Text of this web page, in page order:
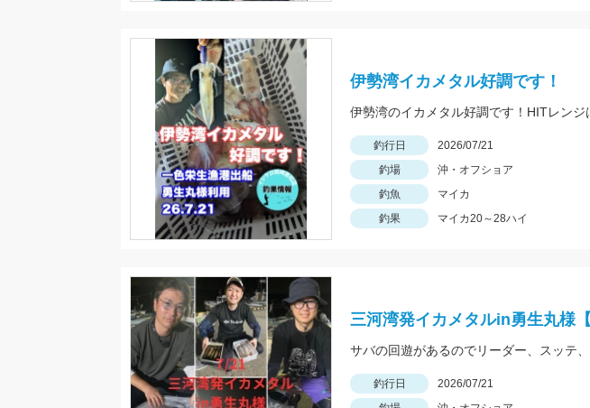
伊勢湾イカメタル好調です！
釣行日 2026/07/21
釣場
沖・オフショア
釣魚
マイカ
釣果
マイカ20～28ハイ
三河湾発イカメタルin勇生丸様
サバの回遊があるのでリーダー、スッテ
釣行日 2026/07/21